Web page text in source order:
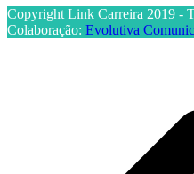
Copyright Link Carreira 2019 -
Colaboração: Evolutiva